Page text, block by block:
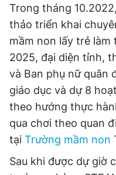
Trong tháng 10.2022,
thảo triển khai
mầm non lấy trẻ làm
2025, đại diện tỉnh,
và Ban phụ nữ quân
giáo dục và dự 8
theo hướng thực
qua chơi theo quan
tại Trường mầm non
Sau khi được dự giờ